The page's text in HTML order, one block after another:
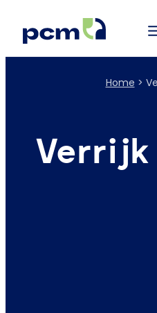
Home >